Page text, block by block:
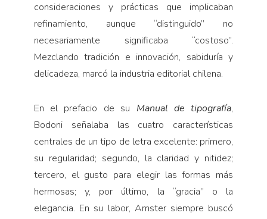
consideraciones y prácticas que implicaban
refinamiento, aunque “distinguido” no
necesariamente significaba “costoso”.
Mezclando tradición e innovación, sabiduría y
delicadeza, marcó la industria editorial chilena.
En el prefacio de su Manual de tipografía,
Bodoni señalaba las cuatro características
centrales de un tipo de letra excelente: primero,
su regularidad; segundo, la claridad y nitidez;
tercero, el gusto para elegir las formas más
hermosas; y, por último, la “gracia” o la
elegancia. En su labor, Amster siempre buscó